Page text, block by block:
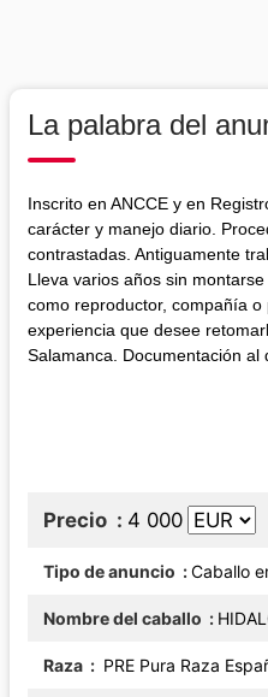
La palabra del
Inscrito en ANCCE y en
carácter y manejo diario.
contrastadas. Antiguamente
Lleva varios años sin
como reproductor, compañía o
experiencia que desee
Salamanca. Documentación al
Precio 4 000
Tipo de anuncio Caballo
Nombre del caballo
Raza PRE Pura Raza